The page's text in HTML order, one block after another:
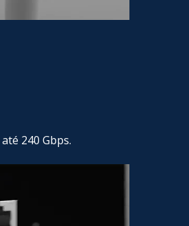
240 Gbps.